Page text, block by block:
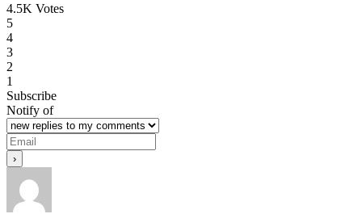
4.5K Votes
5
4
3
2
1
Subscribe
Notify of